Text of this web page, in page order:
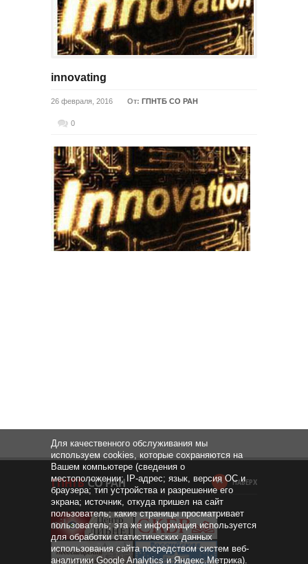
innovating
26 февраля, 2016 От: ГПНТБ СО РАН
0
НАВЕРХ
Для качественного обслуживания мы
используем cookies, которые сохраняются на
Вашем компьютере (сведения о
местоположении; IP-адрес; язык, версия ОС и
браузера; тип устройства и разрешение его
экрана; источник, откуда пришел на сайт
пользователь; какие страницы просматривает
пользователь; эта же информация используется
для обработки статистических данных
использования сайта посредством систем веб-
аналитики Google Analytics и Яндекс.Метрика).